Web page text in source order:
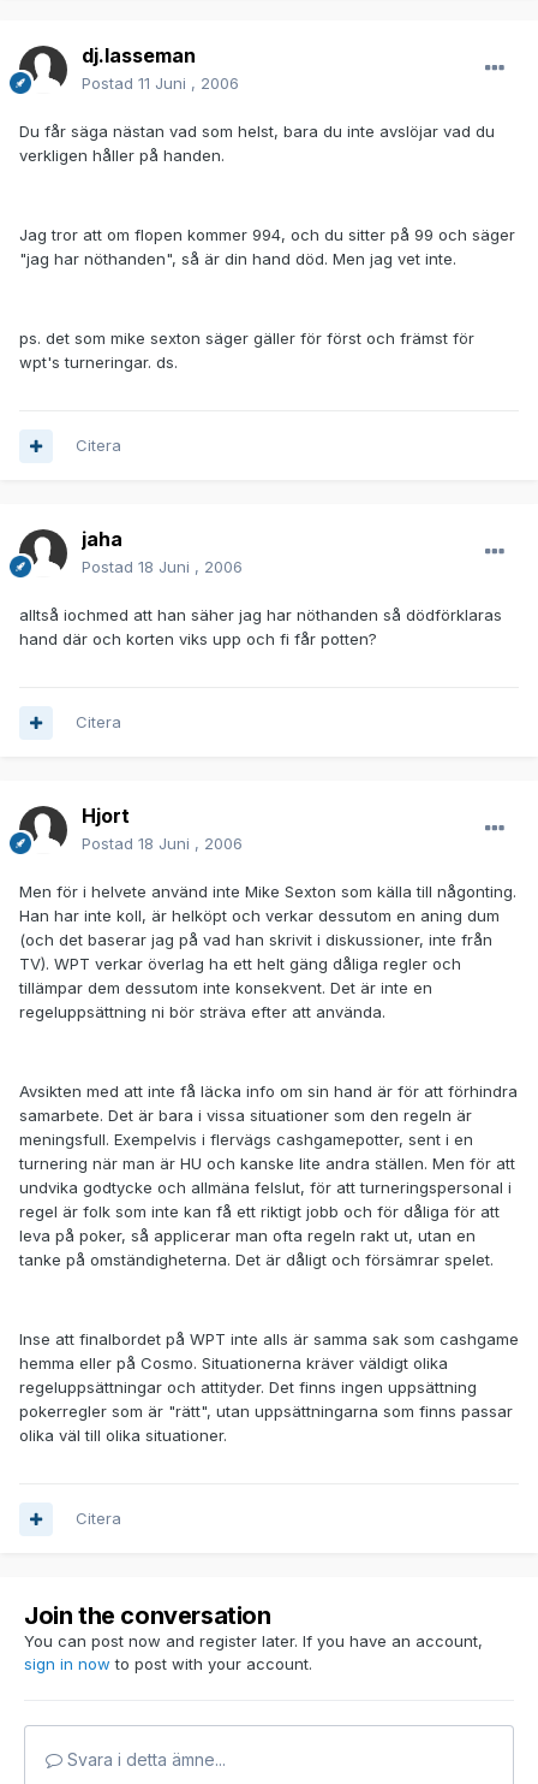
dj.lasseman
Postad 11 Juni , 2006
Du får säga nästan vad som helst, bara du inte avslöjar vad du
verkligen håller på handen.
Jag tror att om flopen kommer 994, och du sitter på 99 och säger
"jag har nöthanden", så är din hand död. Men jag vet inte.
ps. det som mike sexton säger gäller för först och främst för
wpt's turneringar. ds.
Citera
jaha
Postad 18 Juni , 2006
alltså iochmed att han säher jag har nöthanden så dödförklaras
hand där och korten viks upp och fi får potten?
Citera
Hjort
Postad 18 Juni , 2006
Men för i helvete använd inte Mike Sexton som källa till någonting.
Han har inte koll, är helköpt och verkar dessutom en aning dum
(och det baserar jag på vad han skrivit i diskussioner, inte från
TV). WPT verkar överlag ha ett helt gäng dåliga regler och
tillämpar dem dessutom inte konsekvent. Det är inte en
regeluppsättning ni bör sträva efter att använda.
Avsikten med att inte få läcka info om sin hand är för att förhindra
samarbete. Det är bara i vissa situationer som den regeln är
meningsfull. Exempelvis i flervägs cashgamepotter, sent i en
turnering när man är HU och kanske lite andra ställen. Men för att
undvika godtycke och allmäna felslut, för att turneringspersonal i
regel är folk som inte kan få ett riktigt jobb och för dåliga för att
leva på poker, så applicerar man ofta regeln rakt ut, utan en
tanke på omständigheterna. Det är dåligt och försämrar spelet.
Inse att finalbordet på WPT inte alls är samma sak som cashgame
hemma eller på Cosmo. Situationerna kräver väldigt olika
regeluppsättningar och attityder. Det finns ingen uppsättning
pokerregler som är "rätt", utan uppsättningarna som finns passar
olika väl till olika situationer.
Citera
Join the conversation
You can post now and register later. If you have an account,
sign in now to post with your account.
Svara i detta ämne...